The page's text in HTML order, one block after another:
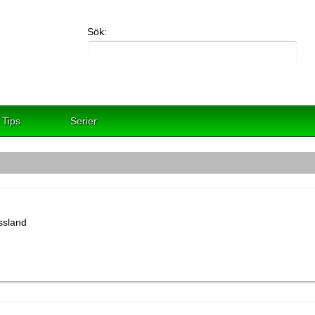
Sök:
Tips Serier